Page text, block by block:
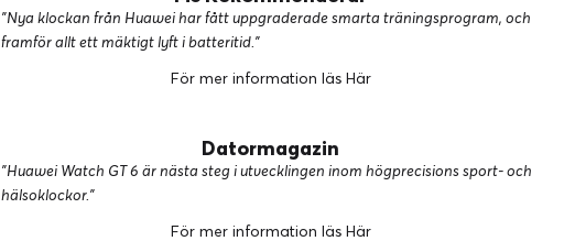
"Nya klockan från Huawei har fått uppgraderade smarta träningsprogram, och
framför allt ett mäktigt lyft i batteritid."
För mer information läs Här
Datormagazin
"Huawei Watch GT 6 är nästa steg i utvecklingen inom högprecisions sport- och
hälsoklockor."
För mer information läs Här